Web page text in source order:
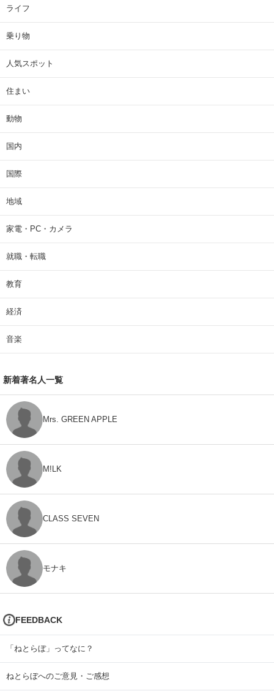
ライフ
乗り物
人気スポット
住まい
動物
国内
国際
地域
家電・PC・カメラ
就職・転職
教育
経済
音楽
新着著名人一覧
Mrs. GREEN APPLE
M!LK
CLASS SEVEN
モナキ
FEEDBACK
「ねとらぼ」ってなに？
ねとらぼへのご意見・ご感想